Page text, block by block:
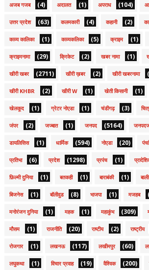
अजब गजब (4) अदालत (1) अपराध (104)
उत्तर प्रदेश (63) कलमकारी (4) कहानी (2)
काव्य कालिका (1) काव्यकलिका (5) क्राइम (1)
क्राइमनामा (29) क्रिकेट (2) खबर नामा (1)
खीरी खबर (2711) खीरी ख़बर (2) खीरी खबरनामा
खीरी KHBR (2) खीरी W (1) खेती किसानी (1)
खेलकूद (1) ग्रेटर नोएडा (1) चंडीगढ़ (3)
जंपर (2) जज्बात (1) जनपद (5164)
डायलिसिस (1) धार्मिक (594) नोएडा (20)
प्रतिभा (6) प्रदेश (1298) प्रपंच (1)
फ़िल्मी दुनिया (1) बतकही (1) बाराबंकी (1)
बिजनेस (1) बॉलीवुड (8) भाजपा (1) मजहब
मनोरंजन दुनिया (1) महक (1) महाकुंभ (309)
मौसम (1) राजनीति (20) राष्टीय (2) राष्ट्रीय
रोजगार (1) लखनऊ (117) लखीमपुर (60)
लघुकथा (1) विचार प्रवाह (19) वैश्विक (200)